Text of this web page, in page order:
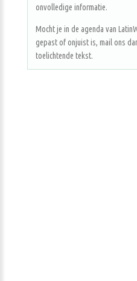
onvolledige informatie.
Mocht je in de agenda van
gepast of onjuist is, mail ons
toelichtende tekst.